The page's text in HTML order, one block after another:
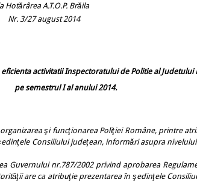
Brăila
2014
activitatii Inspectoratului de Politie al Judetului
pe semestrul I al anului 2014.
şi funcţionarea Poliţiei Române, printre
Consiliului judeţean, informări asupra
nr.787/2002 privind aprobarea
are ca atribuţie prezentarea în şedinţele